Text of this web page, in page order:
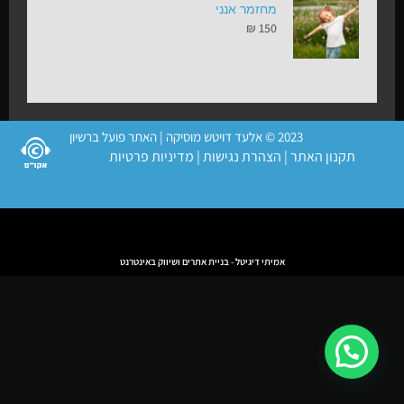
מחזמר אנני
₪ 150
2023 © אלעד דויטש מוסיקה | האתר פועל ברשיון
תקנון האתר| הצהרת נגישות| מדיניות פרטיות
אמיתי דיגיטל - בניית אתרים ושיווק באינטרנט